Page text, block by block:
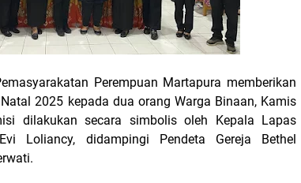
Perempuan Martapura memberikan
2025 kepada dua orang Warga Binaan, Kamis
dilakukan secara simbolis oleh Kepala Lapas
Loliancy, didampingi Pendeta Gereja Bethel